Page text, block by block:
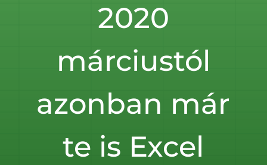
2020
márciustól
azonban már
te is Excel